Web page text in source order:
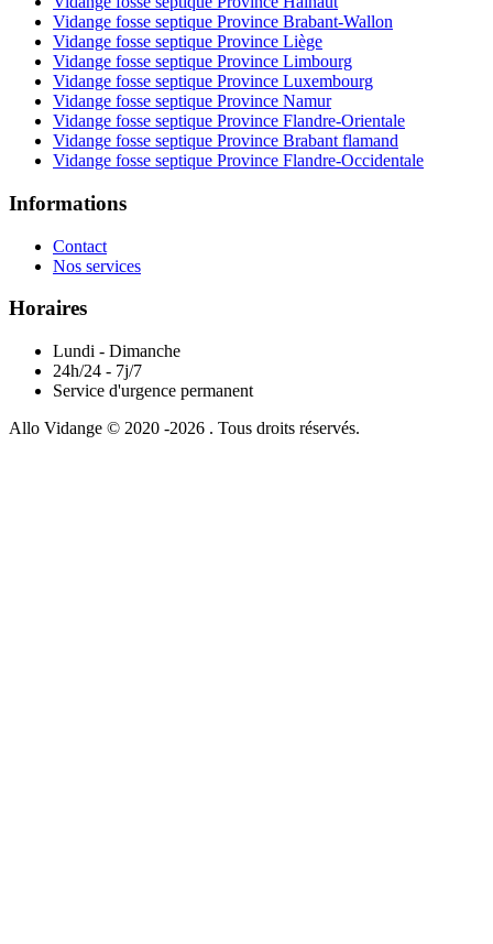
Vidange fosse septique Province Brabant-Wallon
Vidange fosse septique Province Liège
Vidange fosse septique Province Limbourg
Vidange fosse septique Province Luxembourg
Vidange fosse septique Province Namur
Vidange fosse septique Province Flandre-Orientale
Vidange fosse septique Province Brabant flamand
Vidange fosse septique Province Flandre-Occidentale
Informations
Contact
Nos services
Horaires
Lundi - Dimanche
24h/24 - 7j/7
Service d'urgence permanent
Allo Vidange © 2020 -2026 . Tous droits réservés.